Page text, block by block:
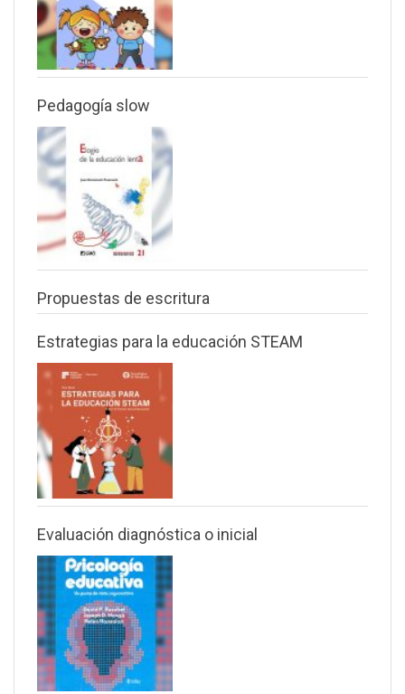
Pedagogía slow
Propuestas de escritura
Estrategias para la educación STEAM
Evaluación diagnóstica o inicial